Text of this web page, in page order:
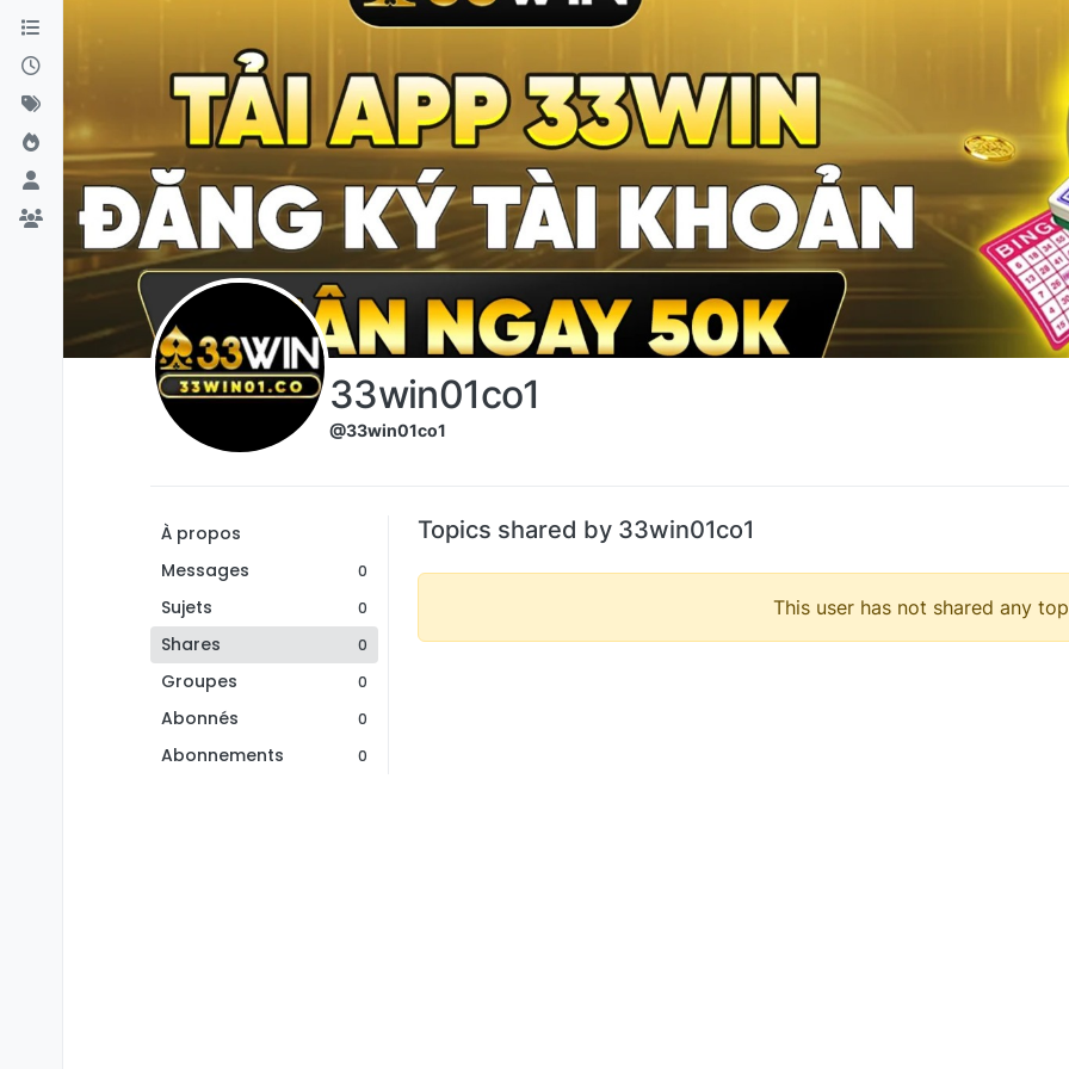
Aller directement au contenu
33win01co1
@33win01co1
À propos
Messages
0
Sujets 0
Shares 0
Groupes 0
Abonnés 0
Abonnements 0
Topics shared by 33win01co1
This user has not shared any